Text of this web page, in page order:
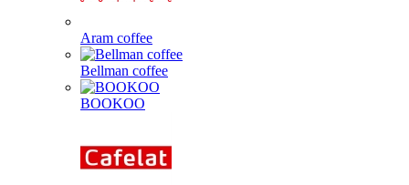
Aram coffee
Bellman coffee
BOOKOO